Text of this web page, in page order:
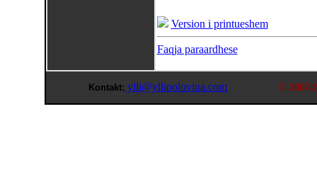
Version i printueshem
Faqja paraardhese
Kontakt: ylli@yllipolovina.com © 2007-